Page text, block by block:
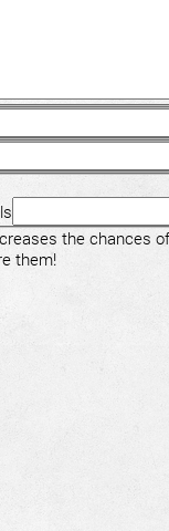
the chances
them!